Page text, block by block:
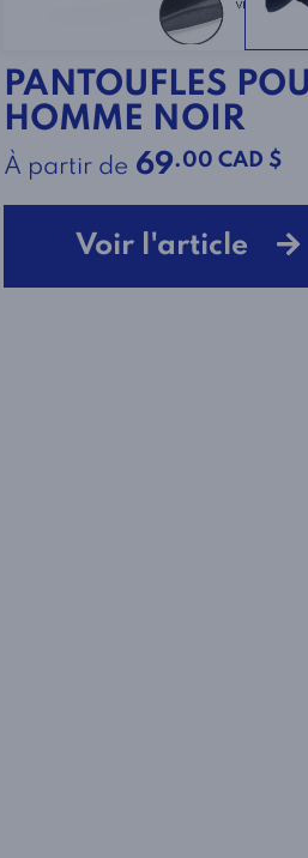
PANTOUFLES
HOMME NOIR
À partir de 69.00 CAD $
Voir l'article